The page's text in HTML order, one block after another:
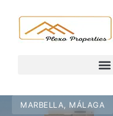
MARBELLA, MÁLAGA